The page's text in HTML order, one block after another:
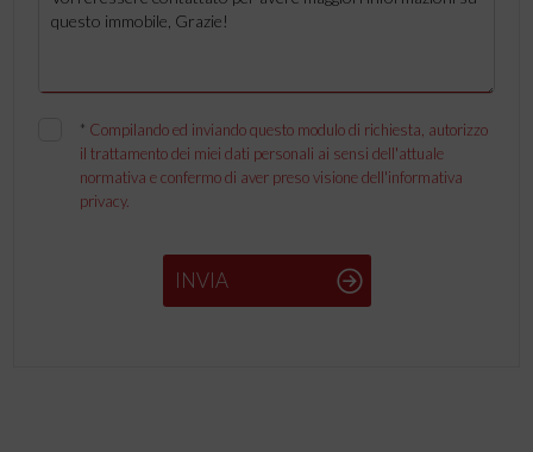
* Compilando ed inviando questo modulo di richiesta, autorizzo
il trattamento dei miei dati personali ai sensi dell'attuale
normativa e confermo di aver preso visione dell'informativa
privacy.
INVIA